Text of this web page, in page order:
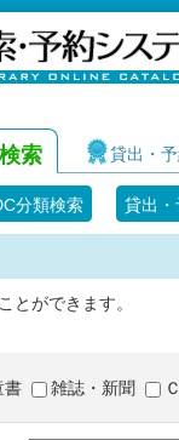
索 貸出・
分類検索 貸出
とができます。
書 雑誌・新聞